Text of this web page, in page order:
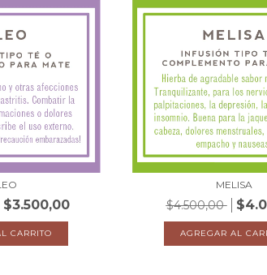
$3.500,00
MELISA
$4.500,00